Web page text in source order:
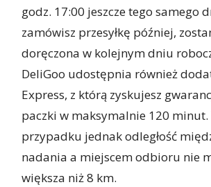
godz. 17:00 jeszcze tego samego
zamówisz przesyłkę później,
doręczona w kolejnym dniu
DeliGoo udostępnia również
Express, z którą zyskujesz
paczki w maksymalnie 120
przypadku jednak odległość
nadania a miejscem odbioru nie
większa niż 8 km.